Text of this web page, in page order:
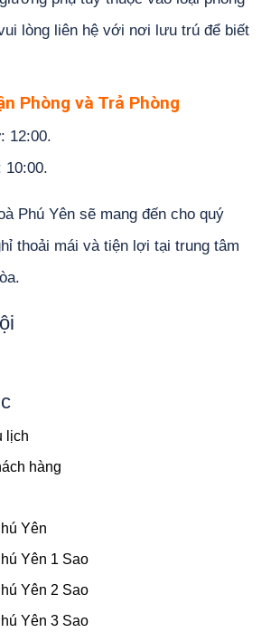
lòng liên hệ với nơi lưu trú để biết
Phòng và Trả Phòng
12:00.
10:00.
Phú Yên sẽ mang đến cho quý
thoải mái và tiện lợi tại trung tâm
lịch
hàng
Yên
Yên 1 Sao
Yên 2 Sao
Yên 3 Sao